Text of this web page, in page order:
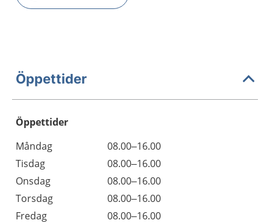
Öppettider
Öppettider
Dag
Öppettider
Kommentarer
Måndag
08.00–16.00
Tisdag
08.00–16.00
Onsdag
08.00–16.00
Torsdag
08.00–16.00
Fredag
08.00–16.00